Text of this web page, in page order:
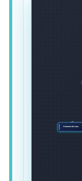
Volumen del cono